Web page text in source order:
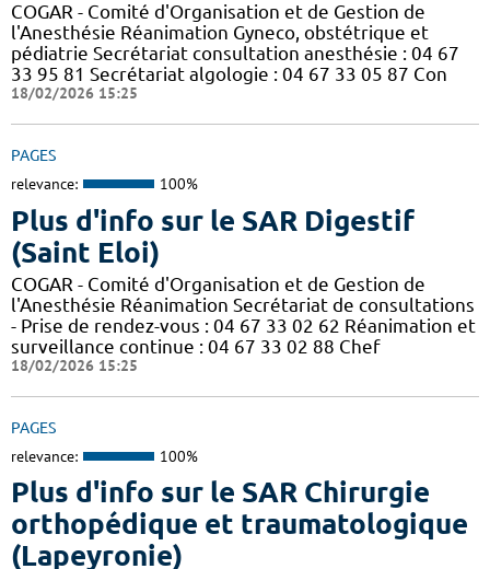
COGAR - Comité d'Organisation et de Gestion de
l'Anesthésie Réanimation Gyneco, obstétrique et
pédiatrie Secrétariat consultation anesthésie : 04 67
33 95 81 Secrétariat algologie : 04 67 33 05 87 Con
18/02/2026 15:25
PAGES
relevance: 100%
Plus d'info sur le SAR Digestif
(Saint Eloi)
COGAR - Comité d'Organisation et de Gestion de
l'Anesthésie Réanimation Secrétariat de consultations
- Prise de rendez-vous : 04 67 33 02 62 Réanimation et
surveillance continue : 04 67 33 02 88 Chef
18/02/2026 15:25
PAGES
relevance: 100%
Plus d'info sur le SAR Chirurgie
orthopédique et traumatologique
(Lapeyronie)